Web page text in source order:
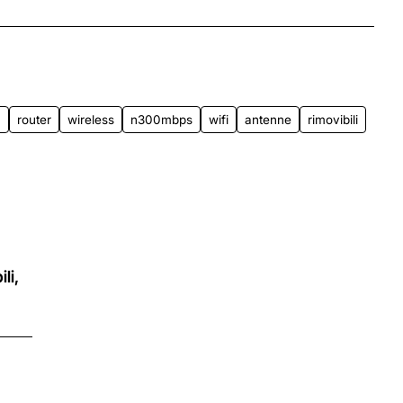
router wireless n300mbps wifi antenne
rimovibili